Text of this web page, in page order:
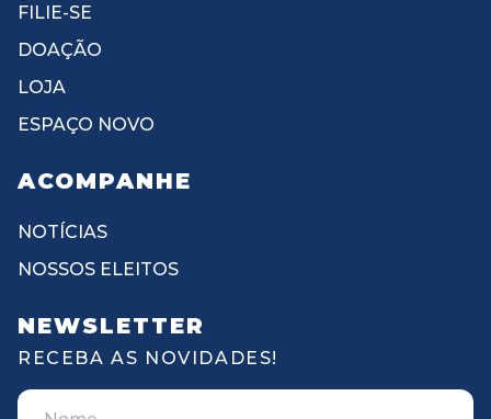
FILIE-SE
DOAÇÃO
LOJA
ESPAÇO NOVO
ACOMPANHE
NOTÍCIAS
NOSSOS ELEITOS
NEWSLETTER
RECEBA AS NOVIDADES!